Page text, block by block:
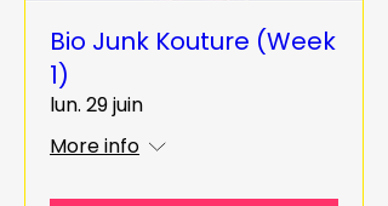
Bio Junk Kouture (Week
1)
lun. 29 juin
More info